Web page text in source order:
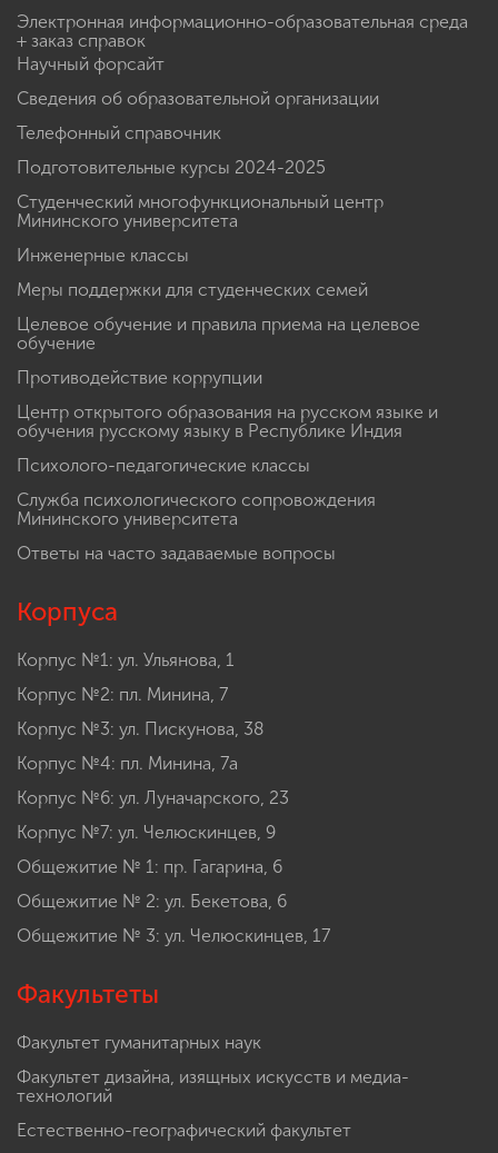
Электронная информационно-образовательная среда
+ заказ справок
Научный форсайт
Сведения об образовательной организации
Телефонный справочник
Подготовительные курсы 2024-2025
Студенческий многофункциональный центр
Мининского университета
Инженерные классы
Меры поддержки для студенческих семей
Целевое обучение и правила приема на целевое
обучение
Противодействие коррупции
Центр открытого образования на русском языке и
обучения русскому языку в Республике Индия
Психолого-педагогические классы
Служба психологического сопровождения
Мининского университета
Ответы на часто задаваемые вопросы
Корпуса
Корпус №1: ул. Ульянова, 1
Корпус №2: пл. Минина, 7
Корпус №3: ул. Пискунова, 38
Корпус №4: пл. Минина, 7а
Корпус №6: ул. Луначарского, 23
Корпус №7: ул. Челюскинцев, 9
Общежитие № 1: пр. Гагарина, 6
Общежитие № 2: ул. Бекетова, 6
Общежитие № 3: ул. Челюскинцев, 17
Факультеты
Факультет гуманитарных наук
Факультет дизайна, изящных искусств и медиа-
технологий
Естественно-географический факультет